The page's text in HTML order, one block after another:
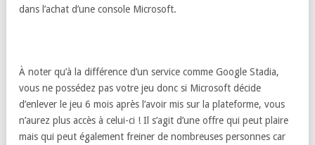
dans l’achat d’une console Microsoft.
À noter qu’à la différence d’un service comme Google Stadia,
vous ne possédez pas votre jeu donc si Microsoft décide
d’enlever le jeu 6 mois après l’avoir mis sur la plateforme, vous
n’aurez plus accès à celui-ci ! Il s’agit d’une offre qui peut plaire
mais qui peut également freiner de nombreuses personnes car